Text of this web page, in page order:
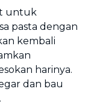
untuk
pasta dengan
kembali
harinya.
dan bau